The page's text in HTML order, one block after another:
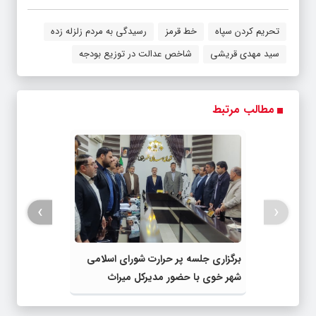
تحریم کردن سپاه خط قرمز
رسیدگی به مردم زلزله زده
سید مهدی قریشی
شاخص عدالت در توزیع بودجه
مطالب مرتبط
برگزاری جلسه پر حرارت شورای اسلامی
شهر خوی با حضور مدیرکل میراث
‹
›